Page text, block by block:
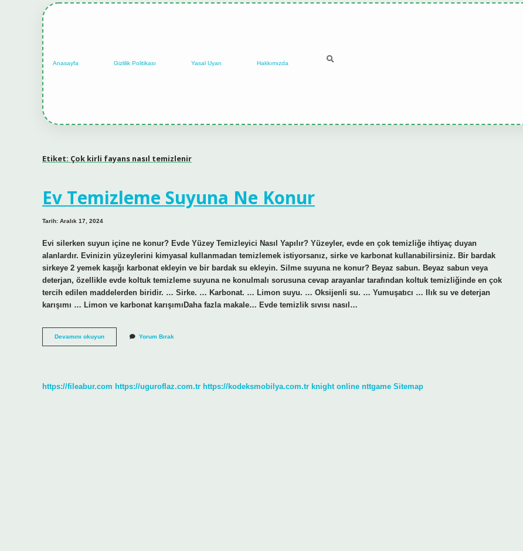
Anasayfa Gizlilik Politikası Yasal Uyarı Hakkımızda
Etiket: Çok kirli fayans nasıl temizlenir
Ev Temizleme Suyuna Ne Konur
Tarih: Aralık 17, 2024
Evi silerken suyun içine ne konur? Evde Yüzey Temizleyici Nasıl Yapılır? Yüzeyler, evde en çok temizliğe ihtiyaç duyan
alanlardır. Evinizin yüzeylerini kimyasal kullanmadan temizlemek istiyorsanız, sirke ve karbonat kullanabilirsiniz. Bir bardak
sirkeye 2 yemek kaşığı karbonat ekleyin ve bir bardak su ekleyin. Silme suyuna ne konur? Beyaz sabun. Beyaz sabun veya
deterjan, özellikle evde koltuk temizleme suyuna ne konulmalı sorusuna cevap arayanlar tarafından koltuk temizliğinde en çok
tercih edilen maddelerden biridir. … Sirke. … Karbonat. … Limon suyu. … Oksijenli su. … Yumuşatıcı … Ilık su ve deterjan
karışımı … Limon ve karbonat karışımıDaha fazla makale… Evde temizlik sıvısı nasıl…
Devamını okuyunEv
Temizleme
Yorum Bırak
https://fileabur.com https://uguroflaz.com.tr https://kodeksmobilya.com.tr knight online nttgame Sitemap